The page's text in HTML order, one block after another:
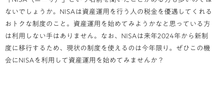
ないでしょうか。NISAは資産運用を行う人の税金を優遇してくれる
おトクな制度のこと。資産運用を始めてみようかなと思っている方
は利用しない手はありません。なお、NISAは来年2024年から新制
度に移行するため、現状の制度を使えるのは今年限り。ぜひこの機
会にNISAを利用して資産運用を始めてみませんか？